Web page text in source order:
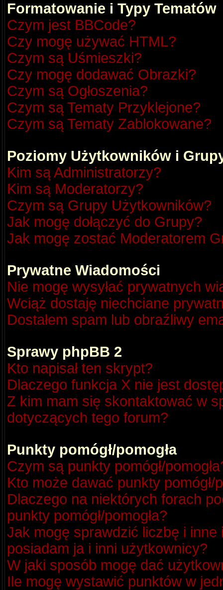
Formatowanie i Typy Tematów
Czym jest BBCode?
Czy mogę używać HTML?
Czym są Uśmieszki?
Czy mogę dodawać Obrazki?
Czym są Ogłoszenia?
Czym są Tematy Przyklejone?
Czym są Tematy Zablokowane?
Poziomy Użytkowników i
Kim są Administratorzy?
Kim są Moderatorzy?
Czym są Grupy Użytkowników?
Jak mogę dołączyć do Grupy?
Jak mogę zostać Moderatorem
Prywatne Wiadomości
Nie mogę wysyłać prywatnych
Wciąż dostaję niechciane
Dostałem spam lub obraźliwy
Sprawy phpBB 2
Kto napisał ten skrypt?
Dlaczego funkcja X nie jest
Z kim mam się skontaktować w
dotyczących tego forum?
Punkty pomógł/pomogła
Czym są punkty pomógł/
Kto może dawać punkty pomógł/
Dlaczego na niektórych forach
punkty pomógł/pomogła?
Jak mogę sprawdzić liczbę i
posiadam ja i inni użytkownicy?
W jaki sposób mogę dać
Ile mogę wystawić punktów w